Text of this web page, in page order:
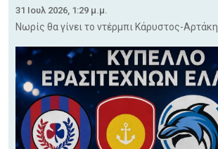
31 Ιουλ 2026, 1:29 μ.μ.
Νωρίς θα γίνει το ντέρμπι Κάρυστος-Αρτάκη.